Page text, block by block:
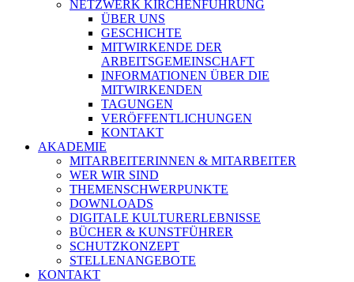
NETZWERK KIRCHENFÜHRUNG
ÜBER UNS
GESCHICHTE
MITWIRKENDE DER
ARBEITSGEMEINSCHAFT
INFORMATIONEN ÜBER DIE
MITWIRKENDEN
TAGUNGEN
VERÖFFENTLICHUNGEN
KONTAKT
AKADEMIE
MITARBEITERINNEN & MITARBEITER
WER WIR SIND
THEMENSCHWERPUNKTE
DOWNLOADS
DIGITALE KULTURERLEBNISSE
BÜCHER & KUNSTFÜHRER
SCHUTZKONZEPT
STELLENANGEBOTE
KONTAKT